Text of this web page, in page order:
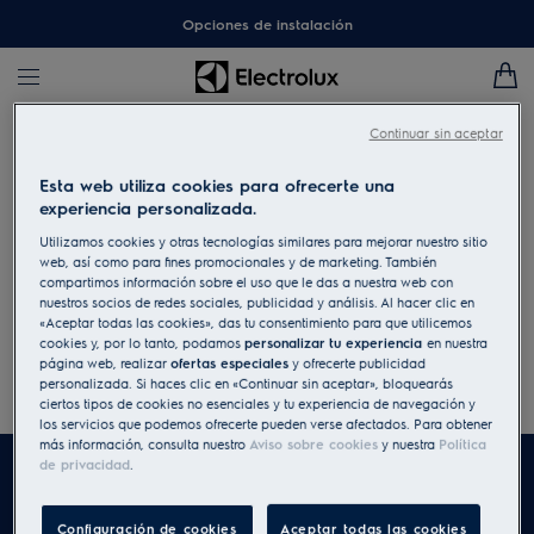
Opciones de instalación
Para encontrar una tienda donde se venda un modelo
específico utiliza la herramienta Buscar una tienda que
encontrarás en la página del producto.
Introduce el código postal/dirección/población
Buscar
Todos
Esta web utiliza cookies para ofrecerte una
experiencia personalizada.
Utilizamos cookies y otras tecnologías similares para mejorar nuestro sitio
web, así como para fines promocionales y de marketing. También
compartimos información sobre el uso que le das a nuestra web con
nuestros socios de redes sociales, publicidad y análisis. Al hacer clic en
«Aceptar todas las cookies», das tu consentimiento para que utilicemos
cookies y, por lo tanto, podamospersonalizar tu experienciaen nuestra
página web, realizarofertas especiales y ofrecerte publicidad
personalizada. Si haces clic en «Continuar sin aceptar», bloquearás
ciertos tipos de cookies no esenciales y tu experiencia de navegación y
los servicios que podemos ofrecerte pueden verse afectados. Para obtener
más información, consulta nuestroAviso sobre cookies y nuestra Política
de privacidad.
Configuración de cookies Aceptar todas las cookies
Continuar sin aceptar